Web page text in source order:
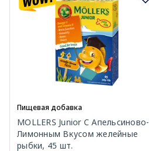
Пищевая добавка
MOLLERS Junior C Апельсиново-
Лимонным Вкусом желейные
рыбки, 45 шт.